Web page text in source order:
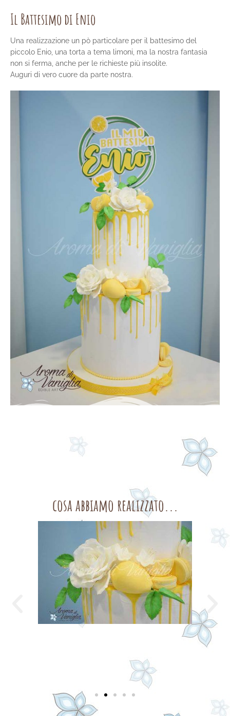
Il Battesimo di Enio
Una realizzazione un pò particolare per il battesimo del
piccolo Enio, una torta a tema limoni, ma la nostra fantasia
non si ferma, anche per le richieste più insolite.
Auguri di vero cuore da parte nostra.
cosa abbiamo realizzato...